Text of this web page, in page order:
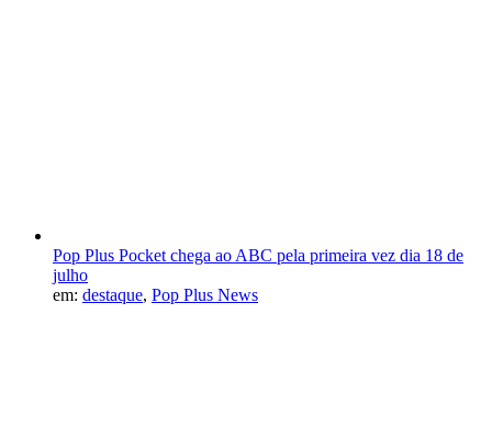
Pop Plus Pocket chega ao ABC pela primeira vez dia 18 de
julho
em: destaque, Pop Plus News